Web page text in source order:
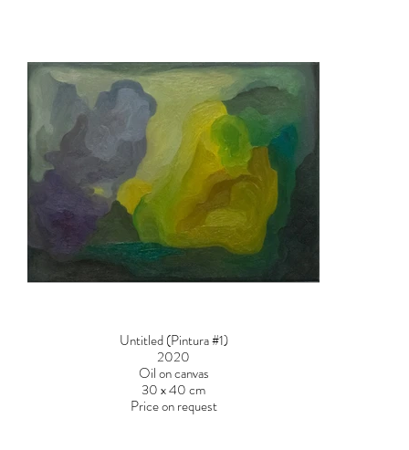
Untitled (Pintura #1)
2020
Oil on canvas
30 x 40 cm
Price on request